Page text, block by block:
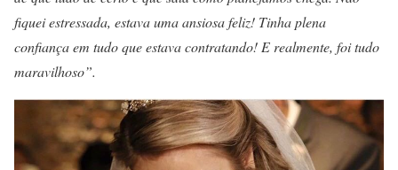
fiquei estressada, estava uma ansiosa feliz! Tinha plena
confiança em tudo que estava contratando! E realmente, foi tudo
maravilhoso”.